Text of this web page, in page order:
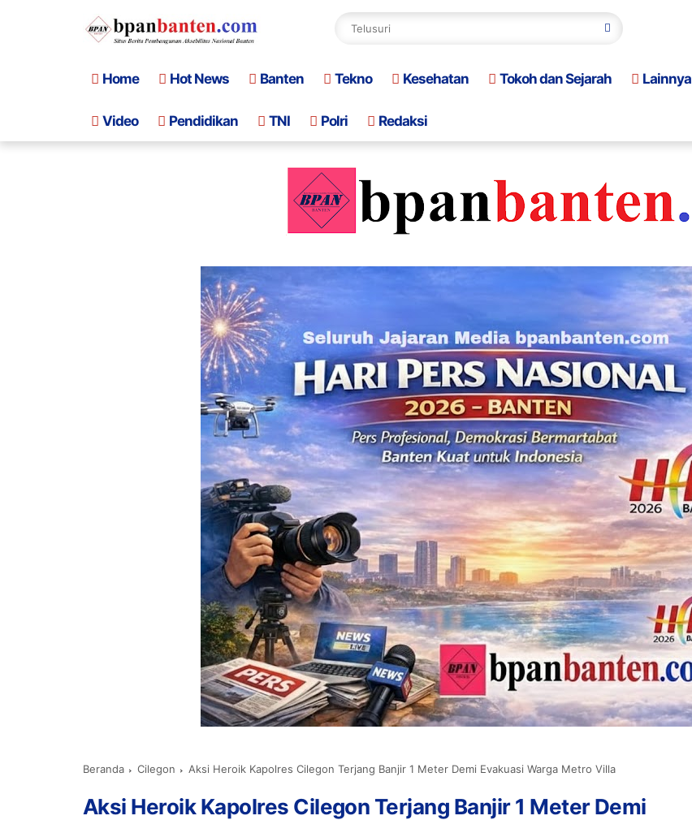
Home Hot News Banten Tekno Kesehatan Tokoh dan Sejarah Lainnya
Video Pendidikan TNI Polri Redaksi
Beranda Cilegon Aksi Heroik Kapolres Cilegon Terjang Banjir 1 Meter Demi Evakuasi Warga Metro Villa
Aksi Heroik Kapolres Cilegon Terjang Banjir 1 Meter Demi